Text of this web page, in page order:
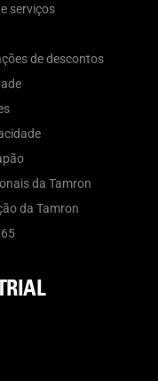
serviços
de descontos
da Tamron
da Tamron